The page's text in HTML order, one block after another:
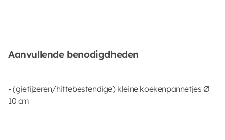
Aanvullende benodigdheden
- (gietijzeren/hittebestendige) kleine koekenpannetjes Ø
10 cm